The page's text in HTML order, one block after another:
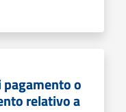
o
relativo a